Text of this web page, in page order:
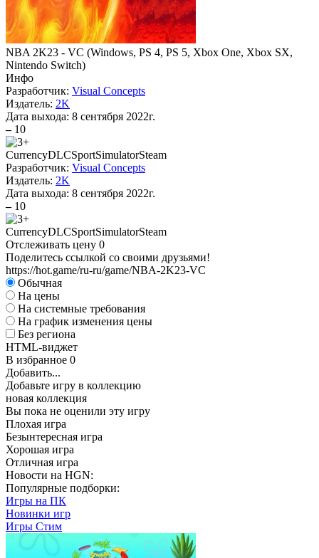
NBA 2K23 - VC (Windows, PS 4, PS 5, Xbox One, Xbox SX,
Nintendo Switch)
Инфо
Разработчик: Visual Concepts
Издатель: 2K
Дата выхода: 8 сентября 2022г.
– 10
CurrencyDLCSportSimulatorSteam
Разработчик: Visual Concepts
Издатель: 2K
Дата выхода: 8 сентября 2022г.
– 10
CurrencyDLCSportSimulatorSteam
Отслеживать цену 0
Поделитесь ссылкой со своими друзьями!
https://hot.game/ru-ru/game/NBA-2K23-VC
Обычная
На цены
На системные требования
На график изменения цены
Без региона
HTML-виджет
В избранное 0
Добавить...
Добавьте игру в коллекцию
новая коллекция
Вы пока не оценили эту игру
Плохая игра
Безынтересная игра
Хорошая игра
Отличная игра
Новости на HGN:
Популярные подборки:
Игры на ПК
Новинки игр
Игры Стим